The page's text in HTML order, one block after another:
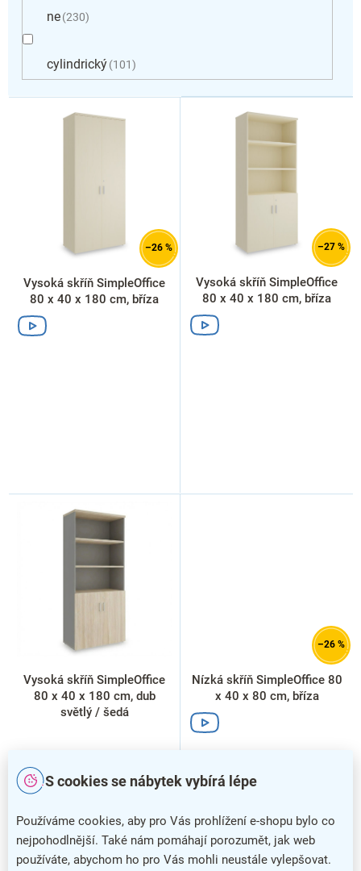
S cookies se nábytek vybírá lépe
Používáme cookies, aby pro Vás prohlížení e-shopu bylo co
nejpohodlnější. Také nám pomáhají porozumět, jak web
používáte, abychom ho pro Vás mohli neustále vylepšovat.
ne 230
cylindrický 101
V
–26 %
Vysoká skříň SimpleOffice
80 x 40 x 180 cm, bříza
–27 %
Vysoká skříň SimpleOffice
80 x 40 x 180 cm, bříza
Vysoká skříň SimpleOffice
80 x 40 x 180 cm, dub
světlý / šedá
–26 %
Nízká skříň SimpleOffice 80
x 40 x 80 cm, bříza